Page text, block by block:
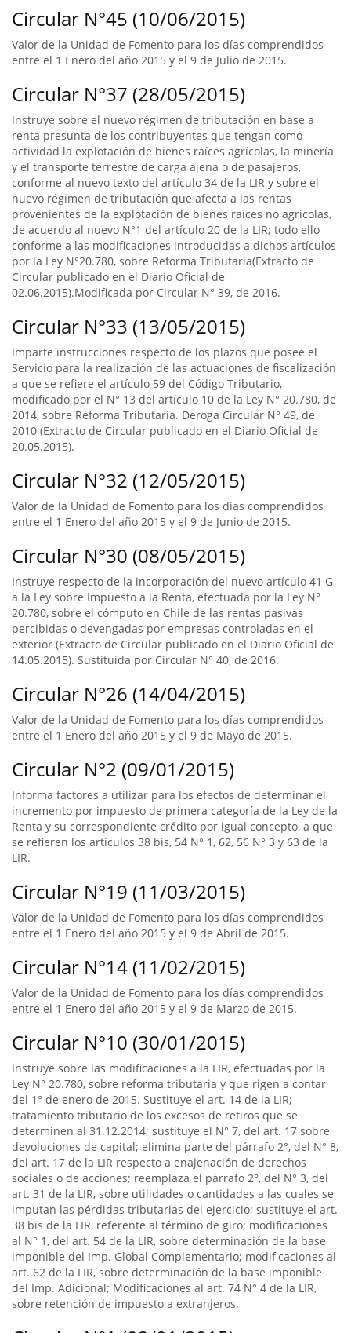
Circular N°45 (10/06/2015)
Valor de la Unidad de Fomento para los días comprendidos
entre el 1 Enero del año 2015 y el 9 de Julio de 2015.
Circular N°37 (28/05/2015)
Instruye sobre el nuevo régimen de tributación en base a
renta presunta de los contribuyentes que tengan como
actividad la explotación de bienes raíces agrícolas, la minería
y el transporte terrestre de carga ajena o de pasajeros,
conforme al nuevo texto del artículo 34 de la LIR y sobre el
nuevo régimen de tributación que afecta a las rentas
provenientes de la explotación de bienes raíces no agrícolas,
de acuerdo al nuevo N°1 del artículo 20 de la LIR; todo ello
conforme a las modificaciones introducidas a dichos artículos
por la Ley N°20.780, sobre Reforma Tributaria(Extracto de
Circular publicado en el Diario Oficial de
02.06.2015).Modificada por Circular N° 39, de 2016.
Circular N°33 (13/05/2015)
Imparte instrucciones respecto de los plazos que posee el
Servicio para la realización de las actuaciones de fiscalización
a que se refiere el artículo 59 del Código Tributario,
modificado por el N° 13 del artículo 10 de la Ley N° 20.780, de
2014, sobre Reforma Tributaria. Deroga Circular N° 49, de
2010 (Extracto de Circular publicado en el Diario Oficial de
20.05.2015).
Circular N°32 (12/05/2015)
Valor de la Unidad de Fomento para los días comprendidos
entre el 1 Enero del año 2015 y el 9 de Junio de 2015.
Circular N°30 (08/05/2015)
Instruye respecto de la incorporación del nuevo artículo 41 G
a la Ley sobre Impuesto a la Renta, efectuada por la Ley N°
20.780, sobre el cómputo en Chile de las rentas pasivas
percibidas o devengadas por empresas controladas en el
exterior (Extracto de Circular publicado en el Diario Oficial de
14.05.2015). Sustituida por Circular N° 40, de 2016.
Circular N°26 (14/04/2015)
Valor de la Unidad de Fomento para los días comprendidos
entre el 1 Enero del año 2015 y el 9 de Mayo de 2015.
Circular N°2 (09/01/2015)
Informa factores a utilizar para los efectos de determinar el
incremento por impuesto de primera categoría de la Ley de la
Renta y su correspondiente crédito por igual concepto, a que
se refieren los artículos 38 bis, 54 N° 1, 62, 56 N° 3 y 63 de la
LIR.
Circular N°19 (11/03/2015)
Valor de la Unidad de Fomento para los días comprendidos
entre el 1 Enero del año 2015 y el 9 de Abril de 2015.
Circular N°14 (11/02/2015)
Valor de la Unidad de Fomento para los días comprendidos
entre el 1 Enero del año 2015 y el 9 de Marzo de 2015.
Circular N°10 (30/01/2015)
Instruye sobre las modificaciones a la LIR, efectuadas por la
Ley N° 20.780, sobre reforma tributaria y que rigen a contar
del 1° de enero de 2015. Sustituye el art. 14 de la LIR;
tratamiento tributario de los excesos de retiros que se
determinen al 31.12.2014; sustituye el N° 7, del art. 17 sobre
devoluciones de capital; elimina parte del párrafo 2°, del N° 8,
del art. 17 de la LIR respecto a enajenación de derechos
sociales o de acciones; reemplaza el párrafo 2°, del N° 3, del
art. 31 de la LIR, sobre utilidades o cantidades a las cuales se
imputan las pérdidas tributarias del ejercicio; sustituye el art.
38 bis de la LIR, referente al término de giro; modificaciones
al N° 1, del art. 54 de la LIR, sobre determinación de la base
imponible del Imp. Global Complementario; modificaciones al
art. 62 de la LIR, sobre determinación de la base imponible
del Imp. Adicional; Modificaciones al art. 74 N° 4 de la LIR,
sobre retención de impuesto a extranjeros.